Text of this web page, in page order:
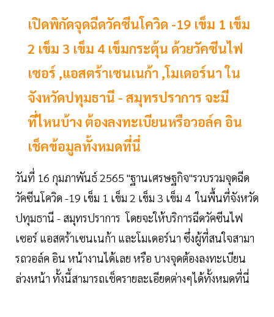
เปิดพิกัดจุดฉีดวัคซีนโควิด -19 เข็ม 1 เข็ม
2 เข็ม 3 เข็ม 4 เข็มกระตุ้น ด้วยวัคซีนไฟ
เซอร์ ,แอสตร้าเซนเนก้า ,โมเดอร์นา ใน
จังหวัดปทุมธานี - สมุทรปราการ จะมี
ที่ไหนบ้าง ต้องลงทะเบียนหรือวอล์ค อิน
เช็คข้อมูลทั้งหมดที่นี่
วันที่ 16 กุมภาพันธ์ 2565 "ฐานเศรษฐกิจ"รวบรวมจุดฉีด
วัคซีนโควิด -19 เข็ม 1 เข็ม 2 เข็ม 3 เข็ม 4 ในพื้นที่จังหวัด
ปทุมธานี - สมุทรปราการ โดยจะให้บริการฉีดวัคซีนไฟ
เซอร์ แอสตร้าเซนเนก้า และโมเดอร์นา ซึ่งผู้ที่สนใจสามา
รถวอล์ค อิน หน้างานได้เลย หรือ บางจุดต้องลงทะเบียน
ล่วงหน้า ทั้งนี้สามารถเช็ครายละเอียดต่างๆได้ทั้งหมดที่นี่